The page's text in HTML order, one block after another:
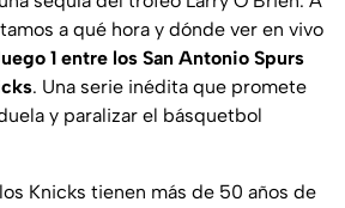
a qué hora y dónde ver en vivo
1 entre los San Antonio Spurs
. Una serie inédita que promete
y paralizar el básquetbol
Knicks tienen más de 50 años de